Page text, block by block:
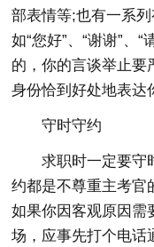
部表情等;也有一系
如“您好”、“谢谢”、
的，你的言谈举止要
身份恰到好处地表达
守时守约
求职时一定要守
约都是不尊重主考官
如果你因客观原因需
场，应事先打个电话